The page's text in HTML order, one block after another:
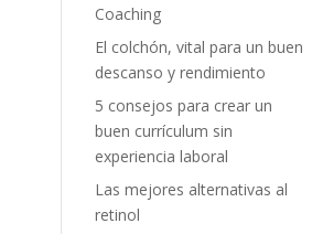
Coaching
El colchón, vital para un buen
descanso y rendimiento
5 consejos para crear un
buen currículum sin
experiencia laboral
Las mejores alternativas al
retinol